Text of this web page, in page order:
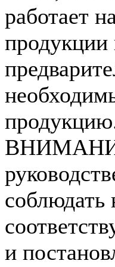
работает
продукции
соблюдать
и